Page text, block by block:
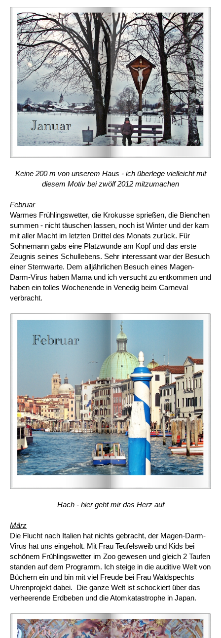
Keine 200 m von unserem Haus - ich überlege vielleicht mit
diesem Motiv bei zwölf 2012 mitzumachen
Februar
Warmes Frühlingswetter, die Krokusse sprießen, die Bienchen
summen - nicht täuschen lassen, noch ist Winter und der kam
mit aller Macht im letzten Drittel des Monats zurück. Für
Sohnemann gabs eine Platzwunde am Kopf und das erste
Zeugnis seines Schullebens. Sehr interessant war der Besuch
einer Sternwarte. Dem alljährlichen Besuch eines Magen-
Darm-Virus haben Mama und ich versucht zu entkommen und
haben ein tolles Wochenende in Venedig beim Carneval
verbracht.
Hach - hier geht mir das Herz auf
März
Die Flucht nach Italien hat nichts gebracht, der Magen-Darm-
Virus hat uns eingeholt. Mit Frau Teufelsweib und Kids bei
schönem Frühlingswetter im Zoo gewesen und gleich 2 Taufen
standen auf dem Programm. Ich steige in die auditive Welt von
Büchern ein und bin mit viel Freude bei Frau Waldspechts
Uhrenprojekt dabei. Die ganze Welt ist schockiert über das
verheerende Erdbeben und die Atomkatastrophe in Japan.